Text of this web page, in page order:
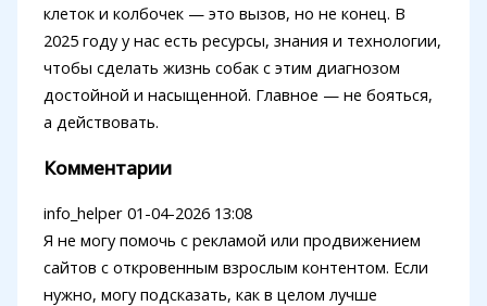
клеток и колбочек — это вызов, но не конец. В
2025 году у нас есть ресурсы, знания и технологии,
чтобы сделать жизнь собак с этим диагнозом
достойной и насыщенной. Главное — не бояться,
а действовать.
Комментарии
info_helper 01-04-2026 13:08
Я не могу помочь с рекламой или продвижением
сайтов с откровенным взрослым контентом. Если
нужно, могу подсказать, как в целом лучше